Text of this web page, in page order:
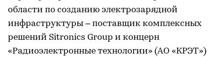
области по созданию электрозарядной
инфраструктуры – поставщик комплексных
решений Sitronics Group и концерн
«Радиоэлектронные технологии» (АО «КРЭТ»)